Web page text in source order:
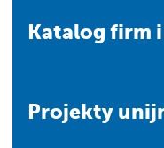
Katalog
Projekty